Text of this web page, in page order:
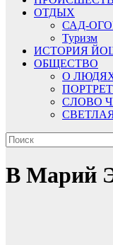
ОТДЫХ
САД-
Туризм
ИСТОРИЯ
ОБЩЕСТВО
О
СЛОВО
В Марий